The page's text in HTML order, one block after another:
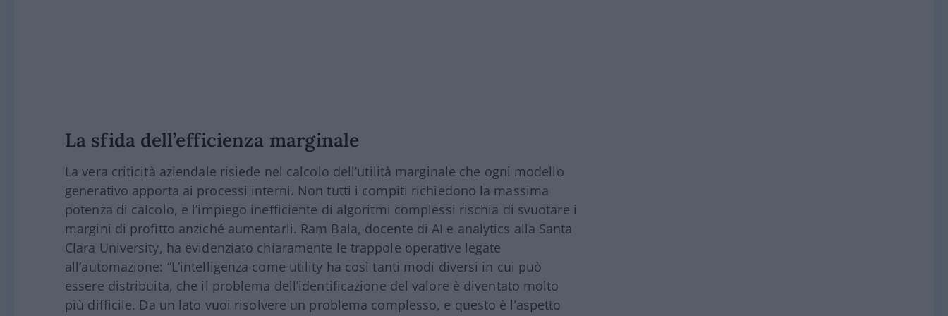
La sfida dell’efficienza marginale
La vera criticità aziendale risiede nel calcolo dell’utilità marginale che ogni modello
generativo apporta ai processi interni. Non tutti i compiti richiedono la massima
potenza di calcolo, e l’impiego inefficiente di algoritmi complessi rischia di svuotare i
margini di profitto anziché aumentarli. Ram Bala, docente di AI e analytics alla Santa
Clara University, ha evidenziato chiaramente le trappole operative legate
all’automazione: “L’intelligenza come utility ha così tanti modi diversi in cui può
essere distribuita, che il problema dell’identificazione del valore è diventato molto
più difficile. Da un lato vuoi risolvere un problema complesso, e questo è l’aspetto